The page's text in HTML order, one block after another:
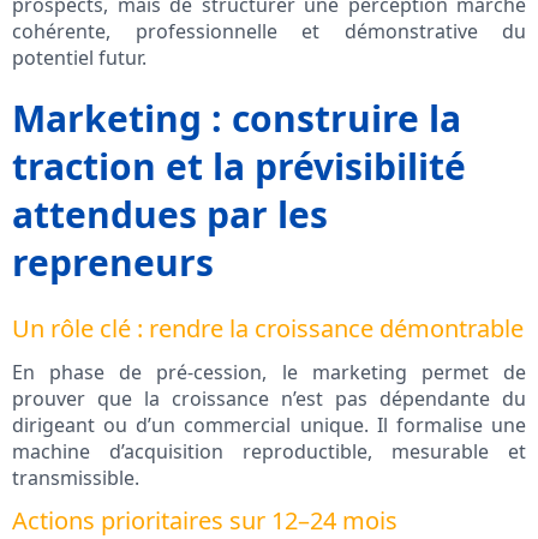
cohérente, professionnelle et démonstrative du
potentiel futur.
Marketing : construire la
traction et la prévisibilité
attendues par les
repreneurs
Un rôle clé : rendre la croissance démontrable
En phase de pré-cession, le marketing permet de
prouver que la croissance n’est pas dépendante du
dirigeant ou d’un commercial unique. Il formalise une
machine d’acquisition reproductible, mesurable et
transmissible.
Actions prioritaires sur 12–24 mois